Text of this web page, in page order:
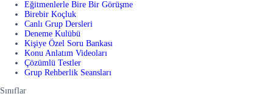
Eğitmenlerle Bire Bir Görüşme
Birebir Koçluk
Canlı Grup Dersleri
Deneme Kulübü
Kişiye Özel Soru Bankası
Konu Anlatım Videoları
Çözümlü Testler
Grup Rehberlik Seansları
Sınıflar